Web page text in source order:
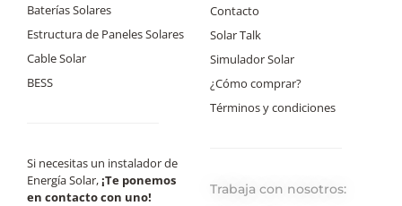
Baterías Solares
Estructura de Paneles Solares
Cable Solar
BESS
Si necesitas un instalador de
Energía Solar,¡Te ponemos
en contacto con uno!
Contacto
Solar Talk
Simulador Solar
¿Cómo comprar?
Términos y condiciones
Trabaja con nosotros: